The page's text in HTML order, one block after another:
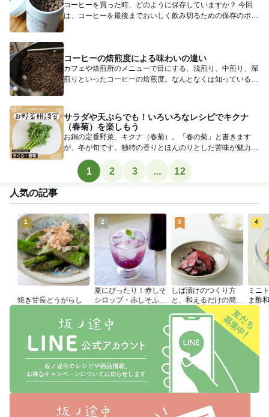
コーヒーを買った時、どのように保存していますか？ 今回
は、コーヒーを最後までおいしく飲み切るための保存のポイ
コーヒーの焙煎度による味わいの違い
カフェや焙煎所のメニューで目にする、浅煎り、中煎り、深
煎りといったコーヒーの焙煎度。なんとなくは知っているけ
れど、どうや...
サラダや天ぷらでも！いろいろなレシピでキクナ
（春菊）を楽しもう
お鍋の定番野菜、キクナ（春菊）。「春の菊」と書きます
が、冬が旬です。独特の香りとほんのりとした苦味が魅力で
すが、一方で、...
1 2 3 ... 12
人気の記事
1
焼き甘長とうがらし
2
夏にぴったり！赤しそ
シロップ・赤しそふり
3
しば漬けのつくり方
と、和えるだけの簡単
アレンジレシピ
4
ミニ
ま酢